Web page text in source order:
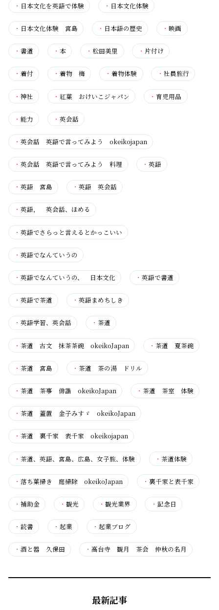
・ 日本文化を英語で体験 ・ 日本文化体験
・ 日本文化体験 宮島 ・ 日本語の歴史 ・映画
・ 書道 ・本 ・ 松田美里 ・ 片付け
・ 着付 ・着物 梅 ・着物体験 ・ 社員旅行
・ 神社 ・紅葉 おけいこジャパン ・育児用品
・ 能力 ・英会話
・ 英会話 英語で言ってみよう okeikojapan
・ 英会話 英語で言ってみよう 料理 ・英語
・ 英語 宮島 ・英語 英会話
・ 英語， 英会話、ほめる
・ 英語でさらっと言えるとかっこいい
・ 英語でなんていうの
・ 英語でなんていうの、 日本文化 ・英語で書道
・ 英語で茶道 ・英語まめちしき
・ 英語学習、英会話 ・茶道
・ 茶道 古文 抹茶茶碗 okeikoJapan ・茶道 夏茶碗
・ 茶道 宮島 ・茶道 茶の湯 ドリル
・ 茶道 茶事 俳諧 okeikoJapan ・茶道 茶室 体験
・ 茶道 蓋置 金子みすゞ okeikoJapan
・ 茶道 裏千家 表千家 okeikojapan
・ 茶道、英語、宮島、広島、女子旅、体験 ・茶道体験
・ 落ち葉掃き 庭掃除 okeikoJapan ・裏千家と表千家
・ 補助金 ・観光 ・観光業界 ・ 記念日
・ 読書 ・起業 ・起業ブログ
・ 酒と器 久保田 ・高台寺 観月 茶会 仲秋の名月
最新記事